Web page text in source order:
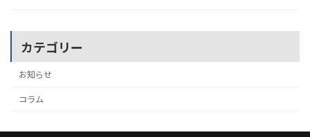
カテゴリー
お知らせ
コラム